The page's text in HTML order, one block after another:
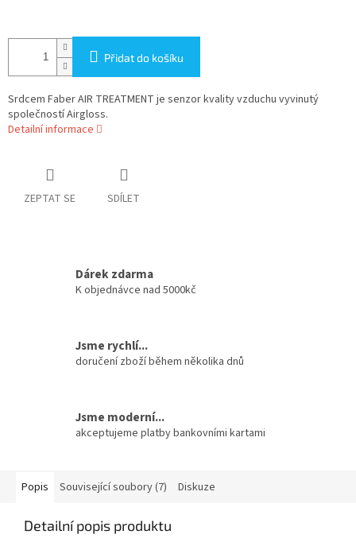
Přidat do košíku
Srdcem Faber AIR TREATMENT je senzor kvality vzduchu vyvinutý
společností Airgloss.
Detailní informace
ZEPTAT SE SDÍLET
Dárek zdarma
K objednávce nad 5000kč
Jsme rychlí...
doručení zboží během několika dnů
Jsme moderní...
akceptujeme platby bankovními kartami
Popis Související soubory (7) Diskuze
Detailní popis produktu